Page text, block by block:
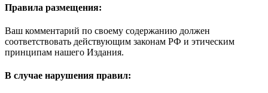
Правила размещения:
Ваш комментарий по своему содержанию должен
соответствовать действующим законам РФ и этическим
принципам нашего Издания.
В случае нарушения правил: